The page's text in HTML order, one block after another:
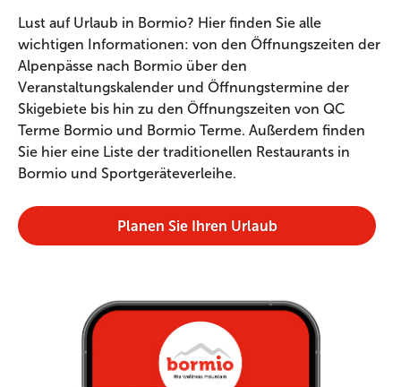
Lust auf Urlaub in Bormio? Hier finden Sie alle
wichtigen Informationen: von den Öffnungszeiten der
Alpenpässe nach Bormio über den
Veranstaltungskalender und Öffnungstermine der
Skigebiete bis hin zu den Öffnungszeiten von QC
Terme Bormio und Bormio Terme. Außerdem finden
Sie hier eine Liste der traditionellen Restaurants in
Bormio und Sportgeräteverleihe.
Planen Sie Ihren Urlaub